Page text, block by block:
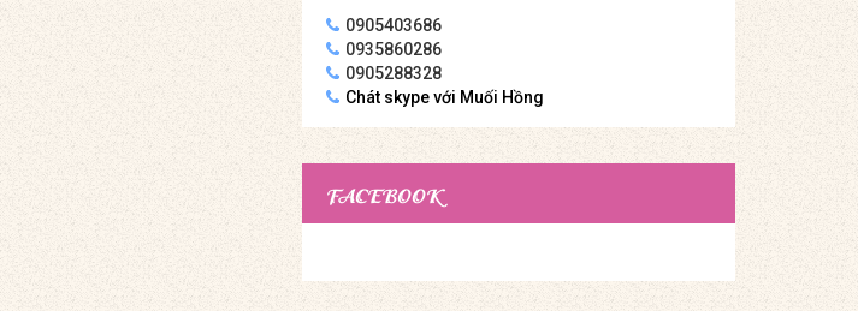
0905403686
0935860286
0905288328
Chát skype với Muối Hồng
FACEBOOK